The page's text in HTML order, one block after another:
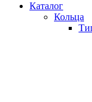
Каталог
Кольца